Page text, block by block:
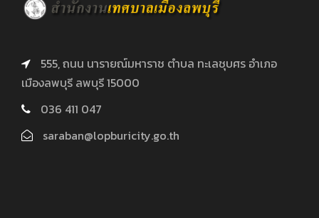
555, ถนน นารายณ์มหาราช ตำบล ทะเลชุบศร อำเภอ
เมืองลพบุรี ลพบุรี 15000
036 411 047
saraban@lopburicity.go.th